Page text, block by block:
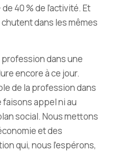
40 % de l’activité. Et
dans les mêmes
dans une
encore à ce jour.
de la profession dans
appel ni au
social. Nous mettons
et des
qui, nous l’espérons,